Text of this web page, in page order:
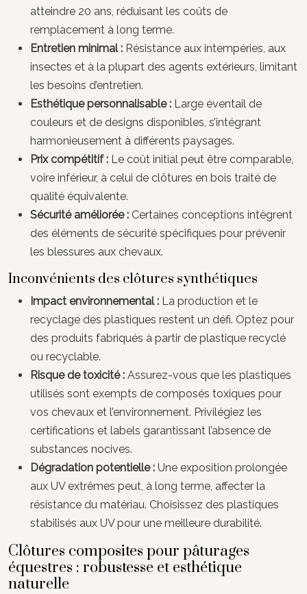
atteindre 20 ans, réduisant les coûts de
remplacement à long terme.
Entretien minimal : Résistance aux intempéries, aux
insectes et à la plupart des agents extérieurs, limitant
les besoins d’entretien.
Esthétique personnalisable : Large éventail de
couleurs et de designs disponibles, s’intégrant
harmonieusement à différents paysages.
Prix compétitif : Le coût initial peut être comparable,
voire inférieur, à celui de clôtures en bois traité de
qualité équivalente.
Sécurité améliorée : Certaines conceptions intègrent
des éléments de sécurité spécifiques pour prévenir
les blessures aux chevaux.
Inconvénients des clôtures synthétiques
Impact environnemental : La production et le
recyclage des plastiques restent un défi. Optez pour
des produits fabriqués à partir de plastique recyclé
ou recyclable.
Risque de toxicité : Assurez-vous que les plastiques
utilisés sont exempts de composés toxiques pour
vos chevaux et l’environnement. Privilégiez les
certifications et labels garantissant l’absence de
substances nocives.
Dégradation potentielle : Une exposition prolongée
aux UV extrêmes peut, à long terme, affecter la
résistance du matériau. Choisissez des plastiques
stabilisés aux UV pour une meilleure durabilité.
Clôtures composites pour pâturages
équestres : robustesse et esthétique
naturelle